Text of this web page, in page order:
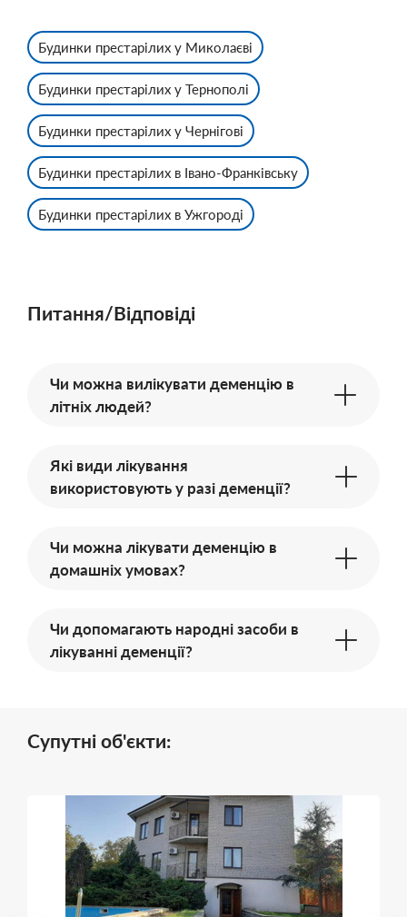
Будинки престарілих у Миколаєві
Будинки престарілих у Тернополі
Будинки престарілих у Чернігові
Будинки престарілих в Івано-Франківську
Будинки престарілих в Ужгороді
Питання/Відповіді
Чи можна вилікувати деменцію в
літніх людей?
Які види лікування
використовують у разі деменції?
Чи можна лікувати деменцію в
домашніх умовах?
Чи допомагають народні засоби в
лікуванні деменції?
Супутні об'єкти: